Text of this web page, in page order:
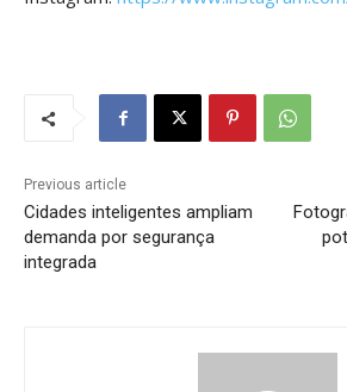
Previous article
Cidades inteligentes ampliam
demanda por segurança
integrada